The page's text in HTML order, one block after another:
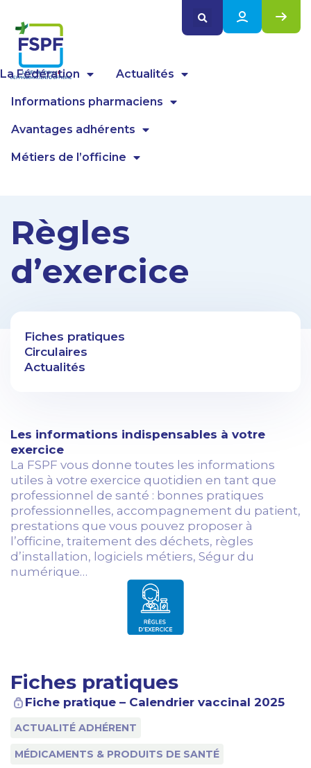
La Fédération Actualités
Informations pharmaciens
Avantages adhérents
Métiers de l’officine
Règles
d’exercice
Fiches pratiques
Circulaires
Actualités
Les informations indispensables à votre
exercice
La FSPF vous donne toutes les informations
utiles à votre exercice quotidien en tant que
professionnel de santé : bonnes pratiques
professionnelles, accompagnement du patient,
prestations que vous pouvez proposer à
l’officine, traitement des déchets, règles
d’installation, logiciels métiers, Ségur du
numérique…
Fiches pratiques
Fiche pratique – Calendrier vaccinal 2025
ACTUALITÉ ADHÉRENT
MÉDICAMENTS & PRODUITS DE SANTÉ